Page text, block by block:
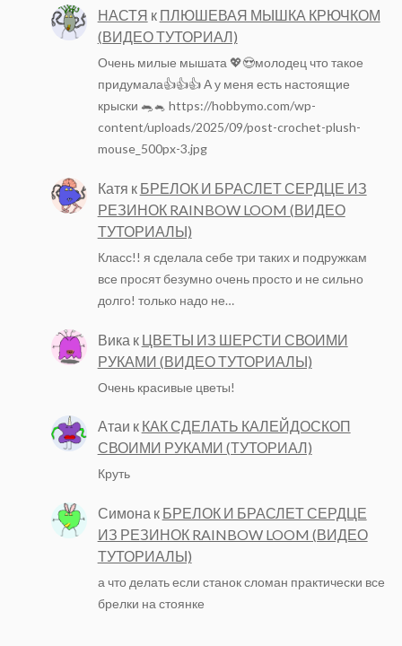
НАСТЯ к ПЛЮШЕВАЯ МЫШКА КРЮЧКОМ
(ВИДЕО ТУТОРИАЛ)
Очень милые мышата 💖😍молодец что такое
придумала👍👍👍 А у меня есть настоящие
крыски 🐀🐁 https://hobbymo.com/wp-
content/uploads/2025/09/post-crochet-plush-
mouse_500px-3.jpg
Катя к БРЕЛОК И БРАСЛЕТ СЕРДЦЕ ИЗ
РЕЗИНОК RAINBOW LOOM (ВИДЕО
ТУТОРИАЛЫ)
Класс!! я сделала себе три таких и подружкам
все просят безумно очень просто и не сильно
долго! только надо не…
Вика к ЦВЕТЫ ИЗ ШЕРСТИ СВОИМИ
РУКАМИ (ВИДЕО ТУТОРИАЛЫ)
Очень красивые цветы!
Атаи к КАК СДЕЛАТЬ КАЛЕЙДОСКОП
СВОИМИ РУКАМИ (ТУТОРИАЛ)
Круть
Симона к БРЕЛОК И БРАСЛЕТ СЕРДЦЕ
ИЗ РЕЗИНОК RAINBOW LOOM (ВИДЕО
ТУТОРИАЛЫ)
а что делать если станок сломан практически все
брелки на стоянке